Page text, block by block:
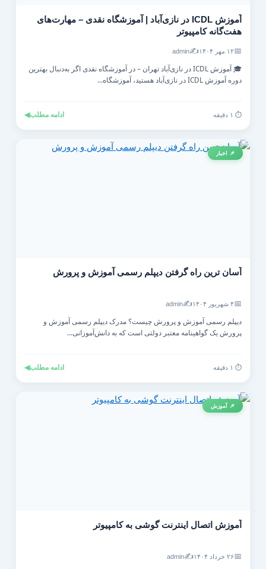
آموزش ICDL در نازی‌آباد | آموزشگاه نقدی – مهارت‌های
هفت‌گانه کامپیوتر
۱۲ مهر ۱۴۰۴ ✍️
admin
🎓 آموزش ICDL در نازی‌آباد تهران – در آموزشگاه نقدی اگر به‌دنبال بهترین
دوره آموزش ICDL در نازی‌آباد هستید، آموزشگاه...
ادامه مطلب◀
📌 اخبار
آسان ترین راه گرفتن دیپلم رسمی آموزش و پرورش
۴ شهریور ۱۴۰۴ ✍️
admin
دیپلم رسمی آموزش و پرورش چیست؟ مدرک دیپلم رسمی آموزش و
پرورش یک گواهینامه معتبر دولتی است که به دانش‌آموزانی...
ادامه مطلب◀
📌 آموزش
آموزش اتصال اینترنت گوشی به کامپیوتر
۲۶ خرداد ۱۴۰۴ ✍️
admin